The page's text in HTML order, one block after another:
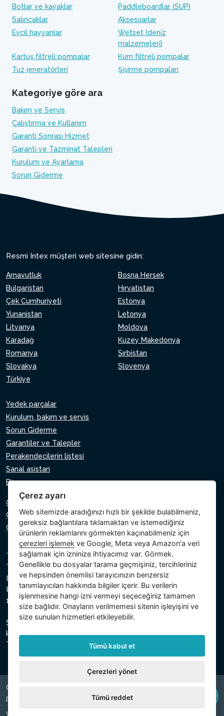
Botlar ve kayaklar
Paddleboardlar (SUP)
Salıncaklar
Aksesuarlar
Evcil hayvanlar
Wetset (deni̇z
malzemeleri̇)
Kartuş filtreli pompalar
Kum filtreli pompalar
Tuz jeneratörleri
Şişirme pompaları
Kategoriye göre ara
Bakım ve Servis
Çalıştırma ve Kullanım
Garanti Sonrası Hizmet
Garanti ve Tazminat Talepleri
Kurulum ve Ayarlama
Sorun Giderme
Resmi Intex müşteri web sitesine gidin:
Arnavutluk
Bosna Hersek
Bulgaristan
Hırvatistan
Çek Cumhuriyeti
Estonya
Yunanistan
Letonya
Litvanya
Moldova
Karadağ
Kuzey Makedonya
Romanya
Sırbistan
Slovakya
Slovenya
Türkiye
Yedek parçalar
Kurulum, bakım ve servis
Sorun Giderme
Garantiler ve Talepler
Perakendecilerin listesi
Sanal asistan
Bize yazın
Gizlilik Politikası
Çerez Politikası
Çerezlerin ayarı
Intex Trading, s.r.o.
Hradecká 2526/3
130 00 Prag 3 - Çek Cumhuriyeti
Şirket, Prag Belediye Mahkemesi, Bölüm C, Insert 74759'da
kayıtlıdır.
Ticaret sicil numarası 26150808, VKN CZ26150808
Copyright © 2026 INTEX TRADING s.r.o. Všechna
právavyhrazena.
Çerez ayarı
Web sitemizde aradığınızı hızlı bir şekilde bulabilmeniz,
gereksiz bağlantılara tıklamaktan ve istemediğiniz
ürünlerin reklamlarını görmekten kaçınabilmeniz için
çerezleri işlemek ve Google, Meta veya Amazon'a veri
sağlamak için izninize ihtiyacımız var. Görmek.
Genellikle bu dosyalar tarama geçmişiniz, tercihleriniz
ve hepsinden önemlisi tarayıcınızın benzersiz
tanımlayıcıları hakkında bilgiler içerir. Bu verilerin
işlenmesine hangi izni vermeyi seçeceğiniz tamamen
size bağlıdır. Onayların verilmemesi sitenin işleyişini ve
size sunulan hizmetleri etkileyebilir.
Tümü kabul et
Çerezleri yönet
Tümü reddet